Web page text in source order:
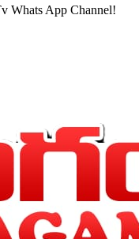
Whats App Channel!